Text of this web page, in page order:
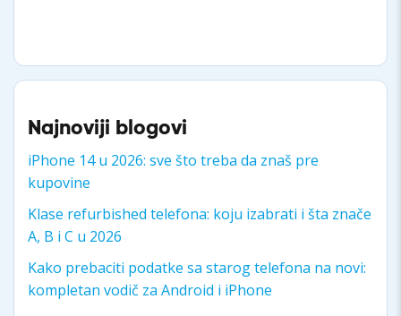
Najnoviji blogovi
iPhone 14 u 2026: sve što treba da znaš pre
kupovine
Klase refurbished telefona: koju izabrati i šta znače
A, B i C u 2026
Kako prebaciti podatke sa starog telefona na novi:
kompletan vodič za Android i iPhone